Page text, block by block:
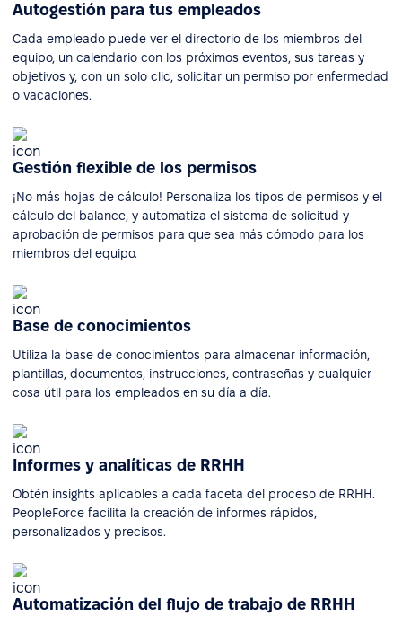
Autogestión para tus empleados
Cada empleado puede ver el directorio de los miembros del
equipo, un calendario con los próximos eventos, sus tareas y
objetivos y, con un solo clic, solicitar un permiso por enfermedad
o vacaciones.
Gestión flexible de los permisos
¡No más hojas de cálculo! Personaliza los tipos de permisos y el
cálculo del balance, y automatiza el sistema de solicitud y
aprobación de permisos para que sea más cómodo para los
miembros del equipo.
Base de conocimientos
Utiliza la base de conocimientos para almacenar información,
plantillas, documentos, instrucciones, contraseñas y cualquier
cosa útil para los empleados en su día a día.
Informes y analíticas de RRHH
Obtén insights aplicables a cada faceta del proceso de RRHH.
PeopleForce facilita la creación de informes rápidos,
personalizados y precisos.
Automatización del flujo de trabajo de RRHH